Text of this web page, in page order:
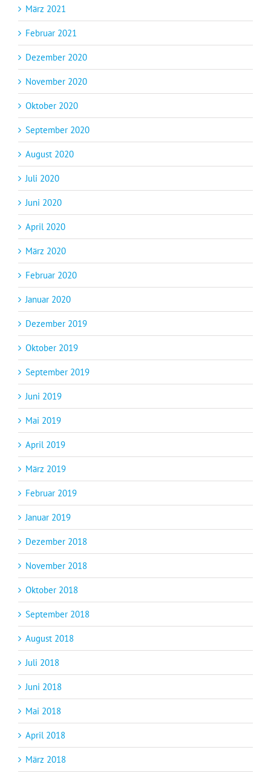
März 2021
Februar 2021
Dezember 2020
November 2020
Oktober 2020
September 2020
August 2020
Juli 2020
Juni 2020
April 2020
März 2020
Februar 2020
Januar 2020
Dezember 2019
Oktober 2019
September 2019
Juni 2019
Mai 2019
April 2019
März 2019
Februar 2019
Januar 2019
Dezember 2018
November 2018
Oktober 2018
September 2018
August 2018
Juli 2018
Juni 2018
Mai 2018
April 2018
März 2018